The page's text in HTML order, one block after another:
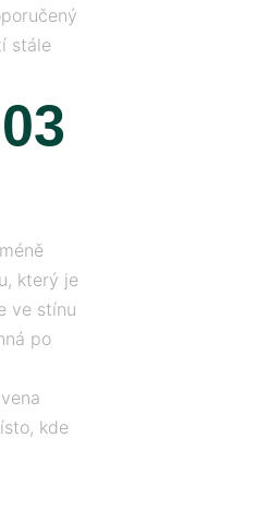
stále
který je
ve stínu
po
kde